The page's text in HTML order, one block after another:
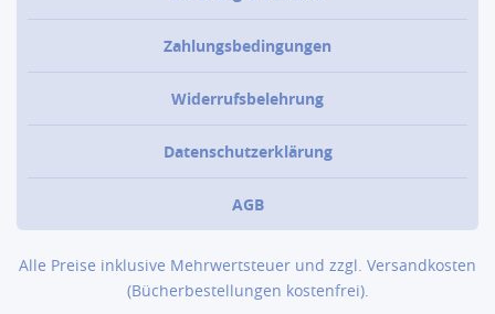
Zahlungsbedingungen
Widerrufsbelehrung
Datenschutzerklärung
AGB
Alle Preise inklusive Mehrwertsteuer und zzgl. Versandkosten
(Bücher­bestellungen kostenfrei).